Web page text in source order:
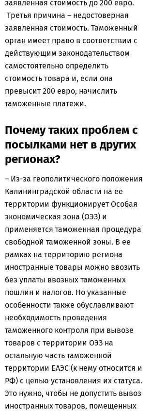
заявленная стоимость до 200 евро.
Третья причина – недостоверная
заявленная стоимость. Таможенный
орган имеет право в соответствии с
действующим законодательством
самостоятельно определить
стоимость товара и, если она
превысит 200 евро, начислить
таможенные платежи.
Почему таких проблем с
посылками нет в других
регионах?
– Из-за геополитического положения
Калининградской области на ее
территории функционирует Особая
экономическая зона (ОЭЗ) и
применяется таможенная процедура
свободной таможенной зоны. В ее
рамках на территорию региона
иностранные товары можно ввозить
без уплаты ввозных таможенных
пошлин и налогов. Но указанные
особенности также обуславливают
необходимость проведения
таможенного контроля при вывозе
товаров с территории ОЭЗ на
остальную часть таможенной
территории ЕАЭС (к нему относится и
РФ) с целью установления их статуса.
Это нужно, чтобы не допустить вывоз
иностранных товаров, помещенных